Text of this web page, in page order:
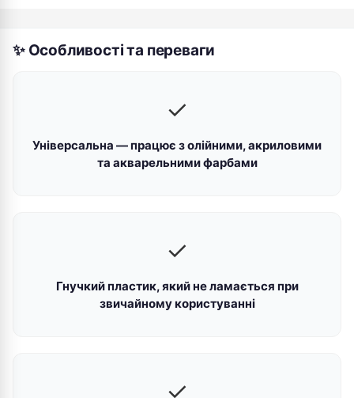
✨ Особливості та переваги
✓
Універсальна — працює з олійними, акриловими
та акварельними фарбами
✓
Гнучкий пластик, який не ламається при
звичайному користуванні
✓